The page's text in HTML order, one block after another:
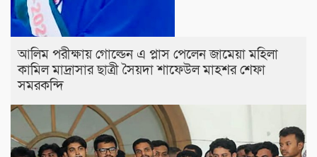
আলিম পরীক্ষায় গোল্ডেন এ প্লাস পেলেন জামেয়া মহিলা
কামিল মাদ্রাসার ছাত্রী সৈয়দা শাফেউল মাহশর শেফা
সমরকন্দি